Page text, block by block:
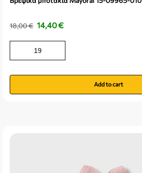
18,00€ 14,40€
19
Add to cart